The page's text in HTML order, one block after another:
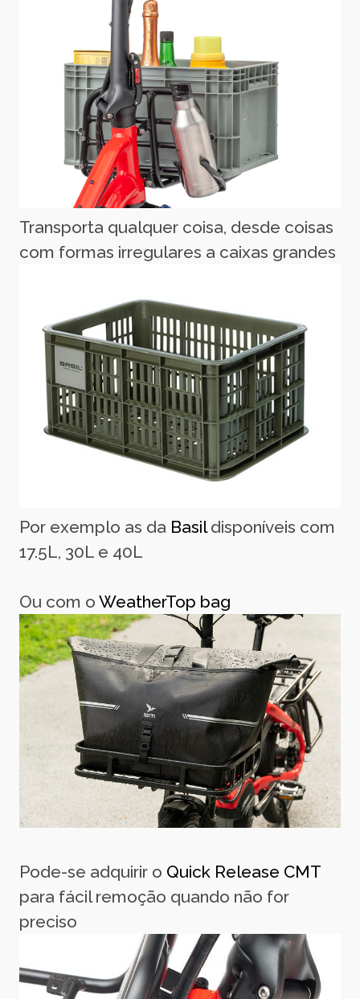
Transporta qualquer coisa, desde coisas
com formas irregulares a caixas grandes
Por exemplo as da Basildisponíveis com
17.5L, 30L e 40L
Ou com o WeatherTop bag
Pode-se adquirir o Quick Release CMT
para fácil remoção quando não for
preciso